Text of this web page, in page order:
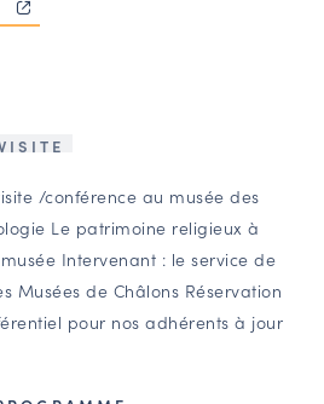
« ACTEURS »
/conférence au musée des
Le patrimoine religieux à
Intervenant : le service de
Musées de Châlons Réservation
pour nos adhérents à jour